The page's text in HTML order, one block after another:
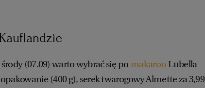
(07.09) warto wybrać się po makaronLubella
opakowanie (400 g), serek twarogowy Almette za 3,99